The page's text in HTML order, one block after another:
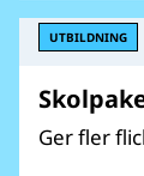
UTBILDNING
Ger fler